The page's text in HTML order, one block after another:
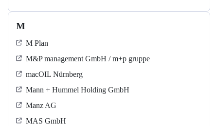
M
M Plan
M&P management GmbH / m+p gruppe
macOIL Nürnberg
Mann + Hummel Holding GmbH
Manz AG
MAS GmbH